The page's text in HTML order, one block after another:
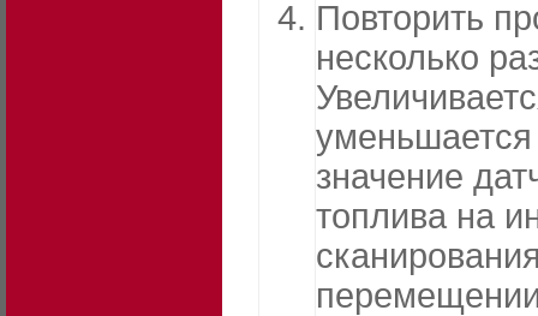
Повторить
несколько
значение
топлива на